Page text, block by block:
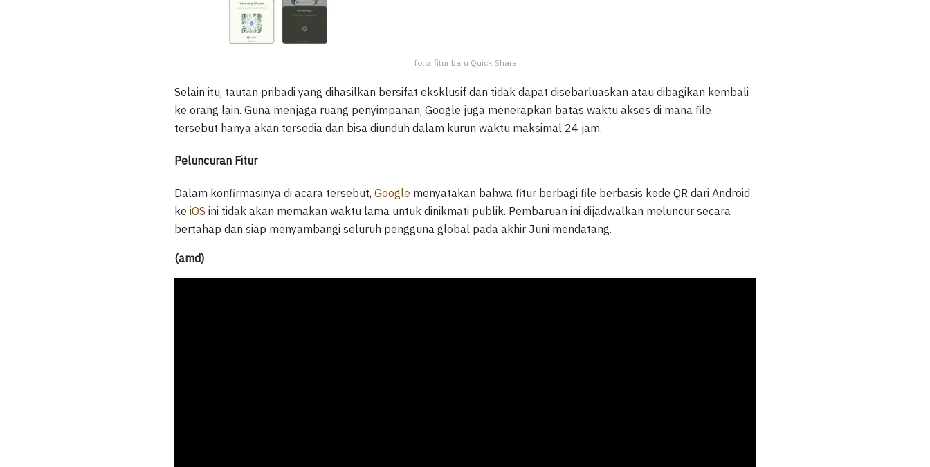
foto: fitur baru Quick Share
Selain itu, tautan pribadi yang dihasilkan bersifat eksklusif dan tidak dapat disebarluaskan atau dibagikan kembali
ke orang lain. Guna menjaga ruang penyimpanan, Google juga menerapkan batas waktu akses di mana file
tersebut hanya akan tersedia dan bisa diunduh dalam kurun waktu maksimal 24 jam.
Peluncuran Fitur
Dalam konfirmasinya di acara tersebut, Google menyatakan bahwa fitur berbagi file berbasis kode QR dari Android
ke iOS ini tidak akan memakan waktu lama untuk dinikmati publik. Pembaruan ini dijadwalkan meluncur secara
bertahap dan siap menyambangi seluruh pengguna global pada akhir Juni mendatang.
(amd)